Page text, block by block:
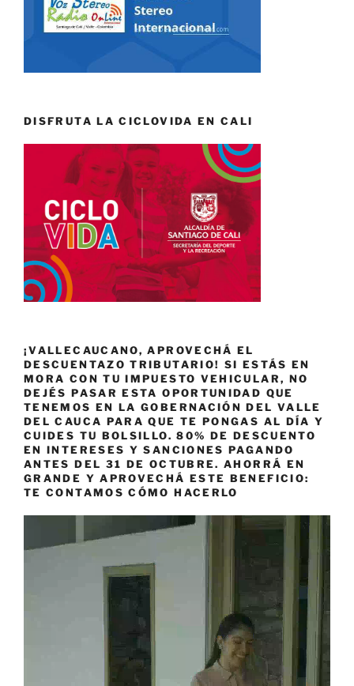
DISFRUTA LA CICLOVIDA EN CALI
¡VALLECAUCANO, APROVECHÁ EL
DESCUENTAZO TRIBUTARIO! SI ESTÁS EN
MORA CON TU IMPUESTO VEHICULAR, NO
DEJÉS PASAR ESTA OPORTUNIDAD QUE
TENEMOS EN LA GOBERNACIÓN DEL VALLE
DEL CAUCA PARA QUE TE PONGAS AL DÍA Y
CUIDES TU BOLSILLO. 80% DE DESCUENTO
EN INTERESES Y SANCIONES PAGANDO
ANTES DEL 31 DE OCTUBRE. AHORRÁ EN
GRANDE Y APROVECHÁ ESTE BENEFICIO:
TE CONTAMOS CÓMO HACERLO